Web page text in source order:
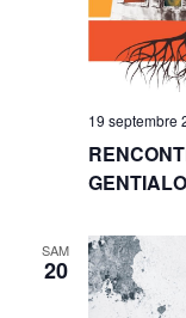
19 septembre
SAM
20